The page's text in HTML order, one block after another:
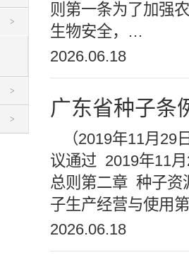
>
>
>
则第一条为了加强
生物安全，…
2026.06.18
广东省种子条
（2019年11月29
议通过 2019年11
总则第二章 种子资
子生产经营与使用
2026.06.18